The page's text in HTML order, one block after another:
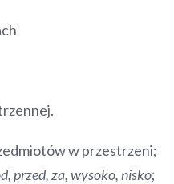
w przestrzeni;
przed, za, wysoko, nisko;